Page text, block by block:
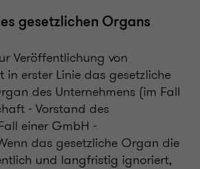
gesetzlichen Organs
Veröffentlichung von
in erster Linie das gesetzliche
des Unternehmens (im Fall
- Vorstand des
einer GmbH -
das gesetzliche Organ die
und langfristig ignoriert,